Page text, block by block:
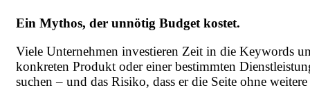
Ein Mythos, der unnötig Budget kostet.
Viele Unternehmen investieren Zeit in die Keywords
konkreten Produkt oder einer bestimmten
suchen – und das Risiko, dass er die Seite ohne